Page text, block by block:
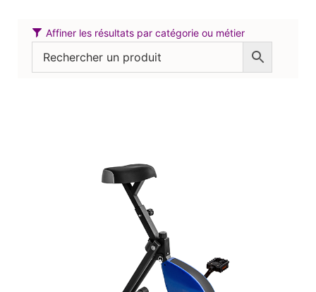
Affiner les résultats par catégorie ou métier